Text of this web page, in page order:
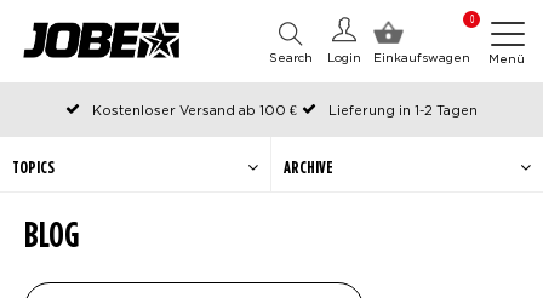
0
Einkaufswagen
Login
Search Menü
Kostenloser Versand ab 100 €
Lieferung in 1-2 Tagen
An Werktagen vor 12:00 Uhr bestellt, noch am selben Tag versendet
Zahlen Sie später oder in Teilen
BLOG
TOPICS ARCHIVE